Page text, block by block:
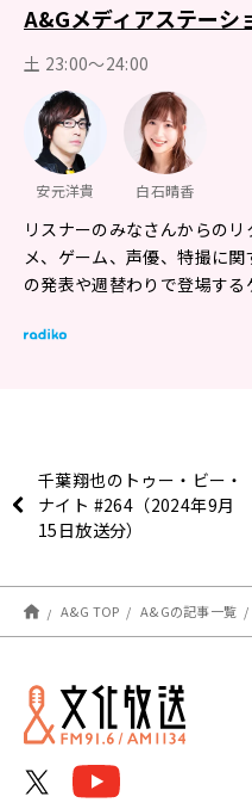
A&Gメディアステー
土 23:00～24:00
安元洋貴 白石晴香
リスナーのみなさんからの
メ、ゲーム、声優、特撮に
の発表や週替わりで登場す
千葉翔也のトゥー・ビー・
ナイト #264（2024年9月
15日放送分）
A&G TOP A&Gの記事一覧